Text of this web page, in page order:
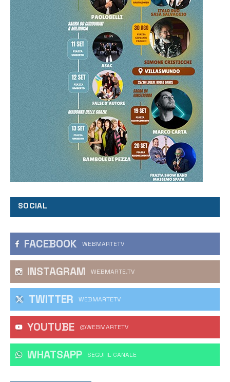
SOCIAL
FACEBOOK WEBMARTETV
INSTAGRAM WEBMARTE.TV
TWITTER WEBMARTETV
YOUTUBE @WEBMARTETV
WHATSAPP ‎SEGUI IL CANALE